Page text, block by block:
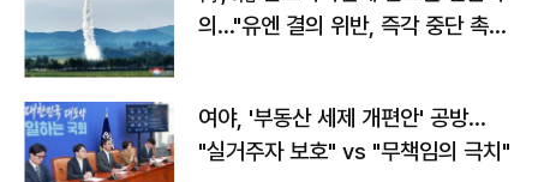
의…"유엔 결의 위반, 즉각 중단 촉
여야, '부동산 세제 개편안' 공방…
"실거주자 보호" vs "무책임의 극치"